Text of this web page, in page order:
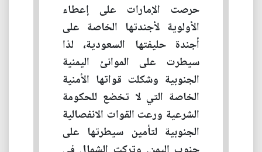
حرصت الإمارات على إعطاء
الأولوية لأجندتها الخاصة على
أجندة حليفتها السعودية، لذا
سيطرت على الموانئ اليمنية
الجنوبية وشكلت قواتها الأمنية
الخاصة التي لا تخضع للحكومة
الشرعية ورعت القوات الانفصالية
الجنوبية لتأمين سيطرتها على